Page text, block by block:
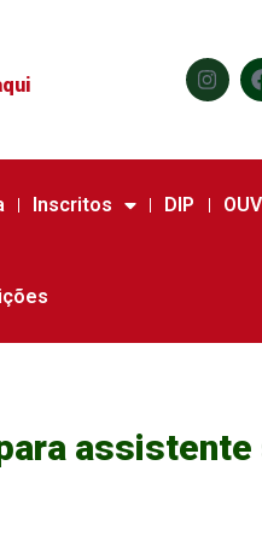
Inscritos DIP